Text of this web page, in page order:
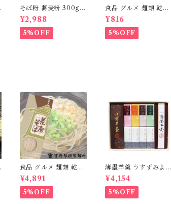
そば粉 蕎麦粉 300g 5
袋 国産 100％ 自家製
粉 無添加 食品 グルメ
粉物 [myn-sbk-05]
¥2,988
5%OFF
食品 グルメ 麺類 乾麺
蕎麦 そば 日本蕎麦 茶
屋そば 1箱270g×2箱
国産 無添加 [myn-ch
sb-02]
¥816
5%OFF
食品 グルメ 麺類 乾麺
蕎麦 そば 日本蕎麦 茶
屋そば 1箱270g×12箱
国産 無添加 [myn-ch
sb-12]
¥4,891
5%OFF
薄墨羊羹 うすずみよう
かん 小棹 小倉羊羹 一
口ようかん 純米大吟醸
こざくら 詰合せ セッ
ト 【送料無料】
¥4,154
5%OFF